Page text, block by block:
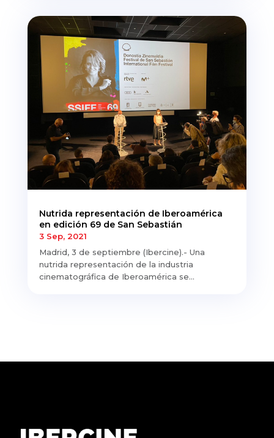
Nutrida representación de Iberoamérica
en edición 69 de San Sebastián
3 Sep, 2021
Madrid, 3 de septiembre (Ibercine).- Una
nutrida representación de la industria
cinematográfica de Iberoamérica se...